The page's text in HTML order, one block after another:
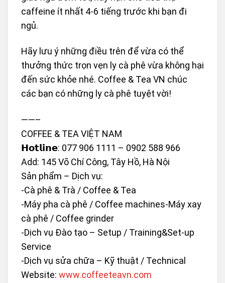
caffeine ít nhất 4-6 tiếng trước khi bạn đi
ngủ.
Hãy lưu ý những điều trên để vừa có thể
thưởng thức trọn vẹn ly cà phê vừa không hại
đến sức khỏe nhé. Coffee & Tea VN chúc
các bạn có những ly cà phê tuyệt vời!
——–
COFFEE & TEA VIỆT NAM
𝗛𝗼𝘁𝗹𝗶𝗻𝗲: 077 906 1111 – 0902 588 966
Add: 145 Võ Chí Công, Tây Hồ, Hà Nội
Sản phẩm – Dịch vụ:
-Cà phê & Trà / Coffee & Tea
-Máy pha cà phê / Coffee machines-Máy xay
cà phê / Coffee grinder
-Dịch vụ Đào tạo – Setup / Training&Set-up
Service
-Dịch vụ sửa chữa – Kỹ thuật / Technical
Website: www.coffeeteavn.com